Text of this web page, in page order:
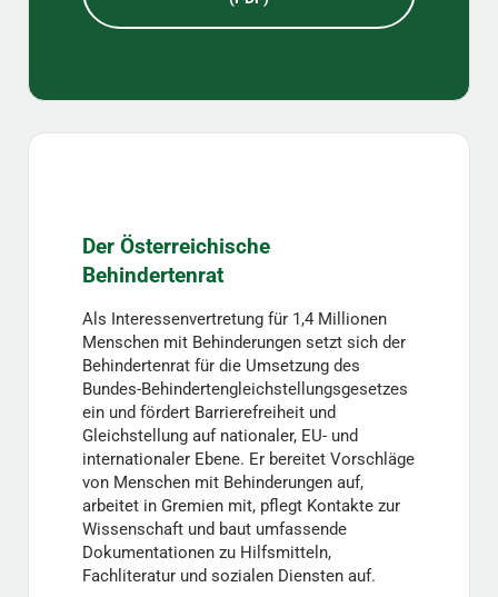
Der Österreichische
Behindertenrat
Als Interessenvertretung für 1,4 Millionen
Menschen mit Behinderungen setzt sich der
Behindertenrat für die Umsetzung des
Bundes-Behindertengleichstellungsgesetzes
ein und fördert Barrierefreiheit und
Gleichstellung auf nationaler, EU- und
internationaler Ebene. Er bereitet Vorschläge
von Menschen mit Behinderungen auf,
arbeitet in Gremien mit, pflegt Kontakte zur
Wissenschaft und baut umfassende
Dokumentationen zu Hilfsmitteln,
Fachliteratur und sozialen Diensten auf.